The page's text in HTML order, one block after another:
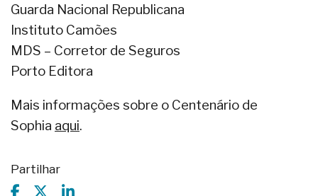
Guarda Nacional Republicana
Instituto Camões
MDS – Corretor de Seguros
Porto Editora
Mais informações sobre o Centenário de
Sophia aqui.
Partilhar